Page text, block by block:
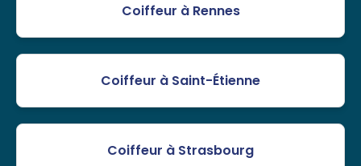
Coiffeur à Rennes
Coiffeur à Saint-Étienne
Coiffeur à Strasbourg